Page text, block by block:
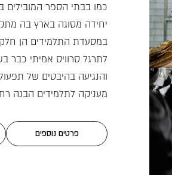
כמו בבתי הספר המובילים
יחידה מסוגה בארץ בה
במסעדת התלמידים הן
לתרגל סרוויס אמיתי
והנגיעה בהיבטים של
מעניקה לתלמידים הבנה
פרטים נוספים